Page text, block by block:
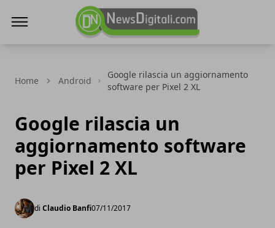
Home Android
Google rilascia un aggiornamento
software per Pixel 2 XL
Google rilascia un
aggiornamento software
per Pixel 2 XL
di Claudio Banfi07/11/2017